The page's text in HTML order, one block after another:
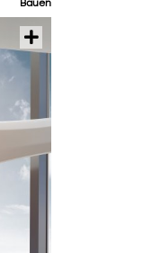
Bauen